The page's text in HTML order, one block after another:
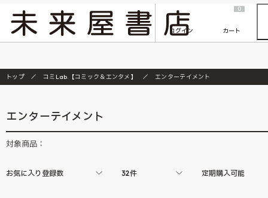
『ONE PIECE magazine 021 ONE PIECEカード付き同梱版』発売延期のご案内
ログイン
0
カート
トップ コミLab.【コミック＆エンタメ】 エンターテイメント
エンターテイメント
対象商品：
お気に入り登録数 32件 定期購入可能